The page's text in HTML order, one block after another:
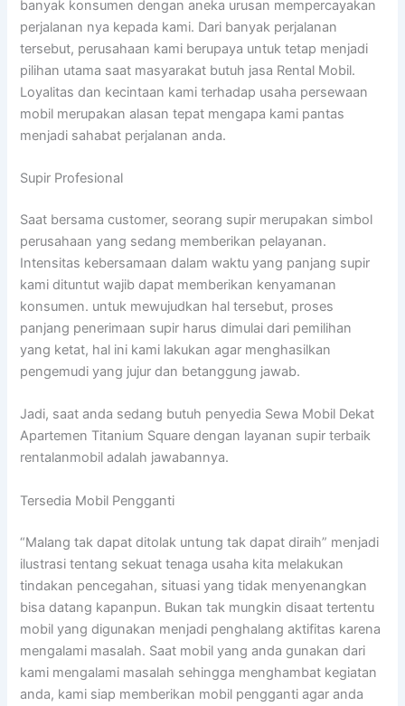
banyak konsumen dengan aneka urusan mempercayakan
perjalanan nya kepada kami. Dari banyak perjalanan
tersebut, perusahaan kami berupaya untuk tetap menjadi
pilihan utama saat masyarakat butuh jasa Rental Mobil.
Loyalitas dan kecintaan kami terhadap usaha persewaan
mobil merupakan alasan tepat mengapa kami pantas
menjadi sahabat perjalanan anda.
Supir Profesional
Saat bersama customer, seorang supir merupakan simbol
perusahaan yang sedang memberikan pelayanan.
Intensitas kebersamaan dalam waktu yang panjang supir
kami dituntut wajib dapat memberikan kenyamanan
konsumen. untuk mewujudkan hal tersebut, proses
panjang penerimaan supir harus dimulai dari pemilihan
yang ketat, hal ini kami lakukan agar menghasilkan
pengemudi yang jujur dan betanggung jawab.
Jadi, saat anda sedang butuh penyedia Sewa Mobil Dekat
Apartemen Titanium Square dengan layanan supir terbaik
rentalanmobil adalah jawabannya.
Tersedia Mobil Pengganti
“Malang tak dapat ditolak untung tak dapat diraih” menjadi
ilustrasi tentang sekuat tenaga usaha kita melakukan
tindakan pencegahan, situasi yang tidak menyenangkan
bisa datang kapanpun. Bukan tak mungkin disaat tertentu
mobil yang digunakan menjadi penghalang aktifitas karena
mengalami masalah. Saat mobil yang anda gunakan dari
kami mengalami masalah sehingga menghambat kegiatan
anda, kami siap memberikan mobil pengganti agar anda